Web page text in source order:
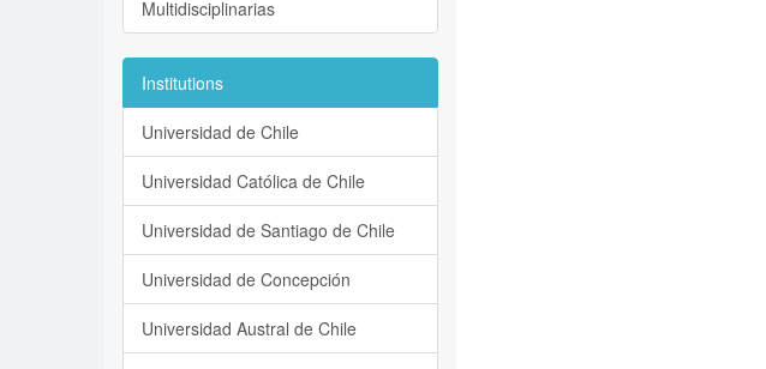
Multidisciplinarias
Institutions
Universidad de Chile
Universidad Católica de Chile
Universidad de Santiago de Chile
Universidad de Concepción
Universidad Austral de Chile